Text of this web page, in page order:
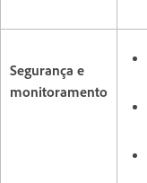
Segurança e
monitoramento